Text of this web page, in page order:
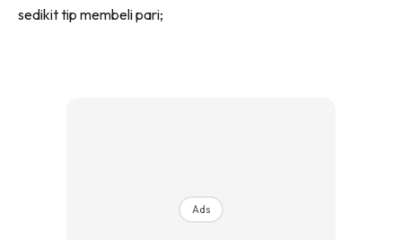
sedikit tip membeli pari;
Ads